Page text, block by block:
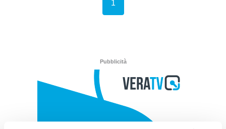
1
Pubblicità